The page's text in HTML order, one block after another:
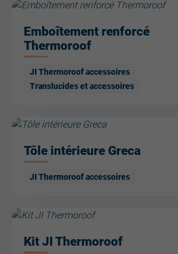
Emboîtement renforcé
Thermoroof
JI Thermoroof accessoires
Translucides et accessoires
Tôle intérieure Greca
JI Thermoroof accessoires
Kit JI Thermoroof